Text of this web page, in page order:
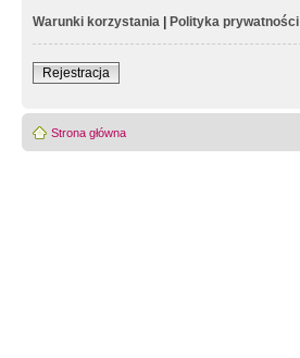
Warunki korzystania | Polityka prywatności
Rejestracja
Strona główna